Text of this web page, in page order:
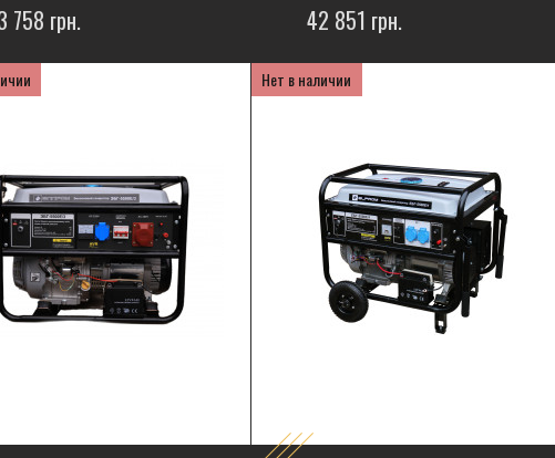
758 грн. 42 851 грн.
Нет в наличии